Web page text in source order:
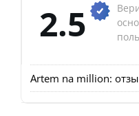
2.5
Artem na million: